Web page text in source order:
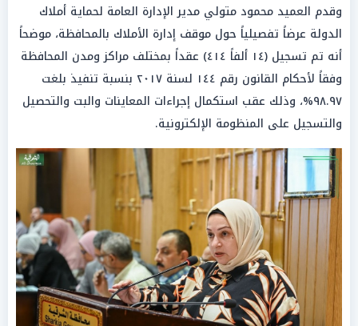
وقدم العميد محمود متولي مدير الإدارة العامة لحماية أملاك
الدولة عرضاً تفصيلياً حول موقف إدارة الأملاك بالمحافظة، موضحاً
أنه تم تسجيل (١٤ ألفاً ٤١٤) عقداً بمختلف مراكز ومدن المحافظة
وفقاً لأحكام القانون رقم ١٤٤ لسنة ٢٠١٧ بنسبة تنفيذ بلغت
٩٨.٩٧%، وذلك عقب استكمال إجراءات المعاينات والبت والتحصيل
والتسجيل على المنظومة الإلكترونية.